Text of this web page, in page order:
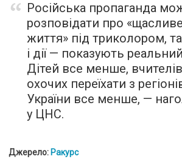
Російська пропаганда
розповідати про
життя» під триколором, та
і дії — показують
Дітей все менше,
охочих переїхати з
України все менше, —
у ЦНС.
Джерело: Ракурс